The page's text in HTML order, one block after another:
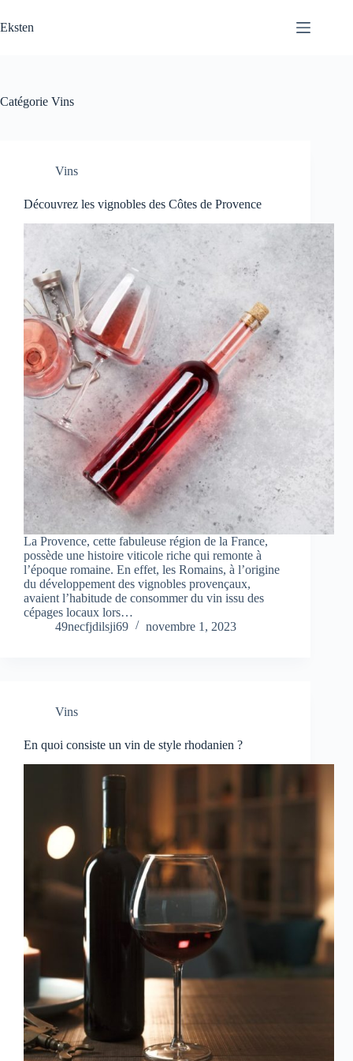
au
contenu
Eksten
Catégorie Vins
Vins
Découvrez les vignobles des Côtes de Provence
La Provence, cette fabuleuse région de la France,
possède une histoire viticole riche qui remonte à
l’époque romaine. En effet, les Romains, à l’origine
du développement des vignobles provençaux,
avaient l’habitude de consommer du vin issu des
cépages locaux lors…
49necfjdilsji69
novembre 1, 2023
Vins
En quoi consiste un vin de style rhodanien ?